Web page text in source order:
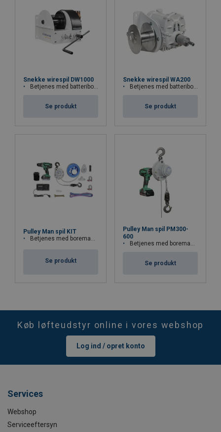
Snekke wirespil DW1000
Betjenes med batteriboremaskine eller håndsving
Se produkt
Snekke wirespil WA200
Betjenes med batteriboremaskine
Se produkt
Pulley Man spil KIT
Betjenes med boremaskine
Se produkt
Pulley Man spil PM300-
600
Betjenes med boremaskine
Se produkt
Køb løfteudstyr online i vores webshop
Log ind / opret konto
Services
Webshop
Serviceeftersyn